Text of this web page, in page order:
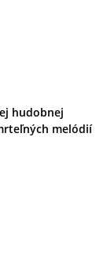
hudobnej
melódií